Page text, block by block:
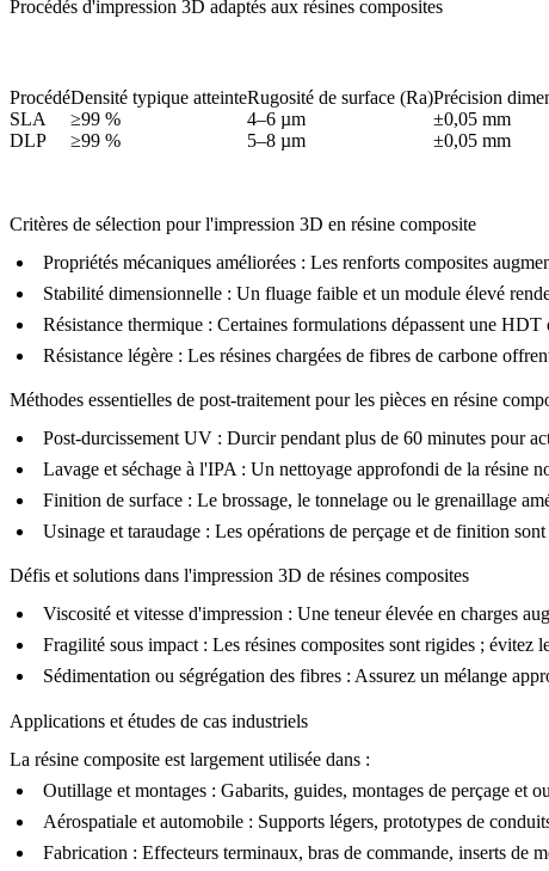
Procédés d'impression 3D adaptés aux résines composites
ProcédéDensité typique atteinteRugosité de surface (Ra)Précision
SLA
≥99 % 4–6 µm ±0,05 mm
DLP
≥99 % 5–8 µm ±0,05 mm
Critères de sélection pour l'impression 3D en résine composite
Propriétés mécaniques améliorées : Les renforts composites
Stabilité dimensionnelle : Un fluage faible et un module élevé
Résistance thermique : Certaines formulations dépassent une HDT
Résistance légère : Les résines chargées de fibres de carbone
Méthodes essentielles de post-traitement pour les pièces en résine
Post-durcissement UV : Durcir pendant plus de 60 minutes pour
Lavage et séchage à l'IPA : Un nettoyage approfondi de la résine
Finition de surface : Le brossage, le tonnelage ou le grenaillage
Usinage et taraudage : Les opérations de perçage et de finition
Défis et solutions dans l'impression 3D de résines composites
Viscosité et vitesse d'impression : Une teneur élevée en charges
Fragilité sous impact : Les résines composites sont rigides ; évitez
Sédimentation ou ségrégation des fibres : Assurez un mélange
Applications et études de cas industriels
La résine composite est largement utilisée dans :
Outillage et montages : Gabarits, guides, montages de perçage et
Aérospatiale et automobile : Supports légers, prototypes de
Fabrication : Effecteurs terminaux, bras de commande, inserts de